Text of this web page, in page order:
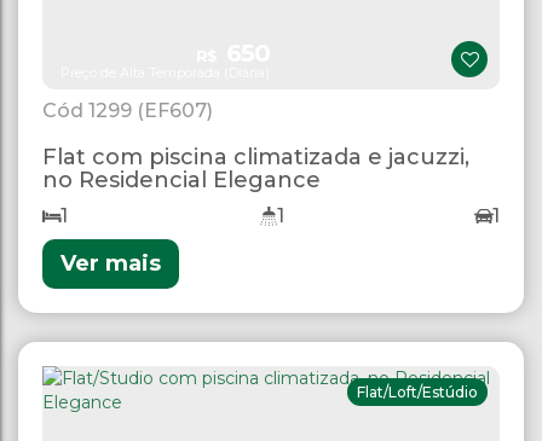
1299 (EF607)
Flat com piscina climatizada e jacuzzi,
no Residencial Elegance
1 1 1
Ver mais
Flat/Loft/Estúdio